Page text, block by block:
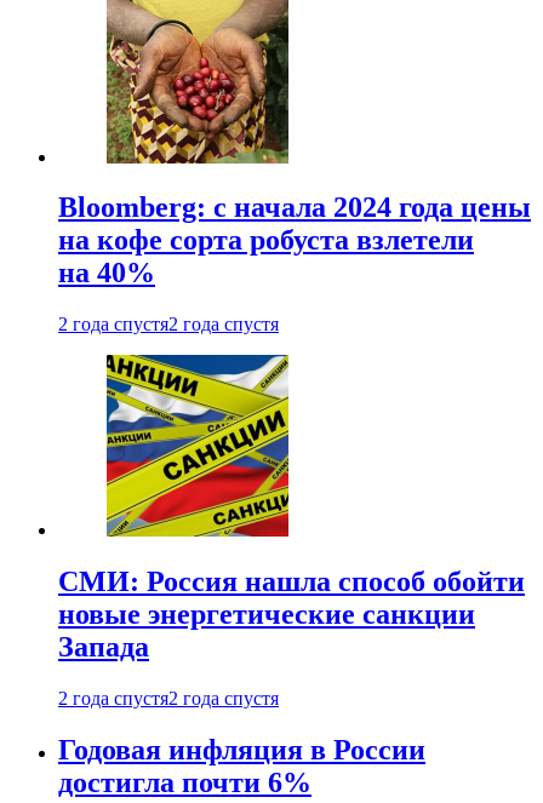
Bloomberg: с начала 2024 года цены
на кофе сорта робуста взлетели
на 40%
2 года спустя2 года спустя
СМИ: Россия нашла способ обойти
новые энергетические санкции
Запада
2 года спустя2 года спустя
Годовая инфляция в России
достигла почти 6%